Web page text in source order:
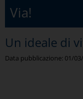
Via!
Un ideale di
Data pubblicazione: 01/